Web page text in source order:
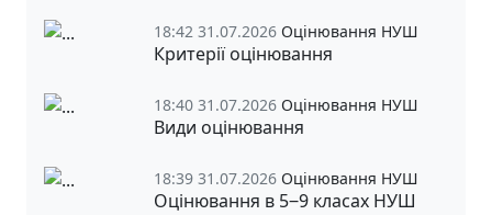
18:42 31.07.2026 Оцінювання НУШ
Критерії оцінювання
18:40 31.07.2026 Оцінювання НУШ
Види оцінювання
18:39 31.07.2026 Оцінювання НУШ
Оцінювання в 5‒9 класах НУШ